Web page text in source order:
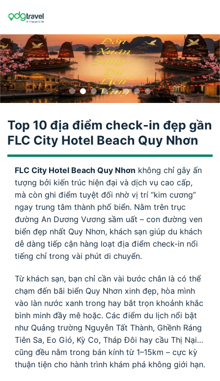
Top 10 địa điểm check-in đẹp gần
FLC City Hotel Beach Quy Nhơn
FLC City Hotel Beach Quy Nhơn không chỉ gây ấn
tượng bởi kiến trúc hiện đại và dịch vụ cao cấp,
mà còn ghi điểm tuyệt đối nhờ vị trí “kim cương”
ngay trung tâm thành phố biển. Nằm trên trục
đường An Dương Vương sầm uất – con đường ven
biển đẹp nhất Quy Nhơn, khách sạn giúp du khách
dễ dàng tiếp cận hàng loạt địa điểm check-in nổi
tiếng chỉ trong vài phút di chuyển.
Từ khách sạn, bạn chỉ cần vài bước chân là có thể
chạm đến bãi biển Quy Nhơn xinh đẹp, hòa mình
vào làn nước xanh trong hay bắt trọn khoảnh khắc
bình minh đầy mê hoặc. Các điểm du lịch nổi bật
như Quảng trường Nguyễn Tất Thành, Ghềnh Ráng
Tiên Sa, Eo Gió, Kỳ Co, Tháp Đôi hay cầu Thị Nại…
cũng đều nằm trong bán kính từ 1–15km – cực kỳ
thuận tiện cho hành trình khám phá không giới hạn.